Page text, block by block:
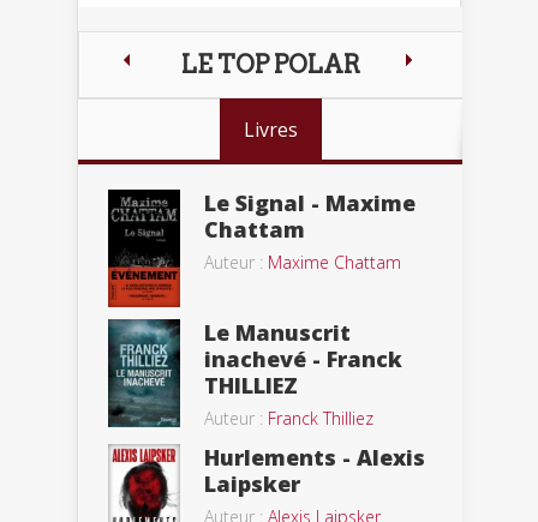
LE TOP POLAR
Livres
Le Signal - Maxime
Chattam
Auteur : Maxime Chattam
Le Manuscrit
inachevé - Franck
THILLIEZ
Auteur : Franck Thilliez
Hurlements - Alexis
Laipsker
Auteur : Alexis Laipsker